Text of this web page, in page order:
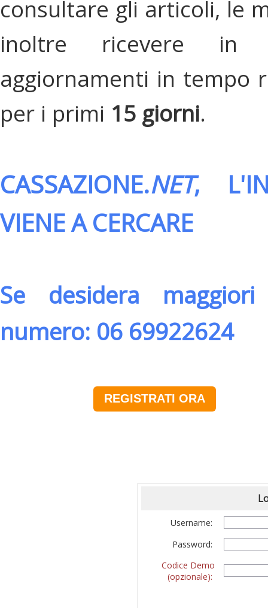
consultare gli articoli, le
inoltre ricevere in
aggiornamenti in tempo
per i primi 15 giorni.
CASSAZIONE.NET,
VIENE A CERCARE
Se desidera
numero: 06 69922624
REGISTRATI ORA
Username:
Password:
Codice Demo
(opzionale):